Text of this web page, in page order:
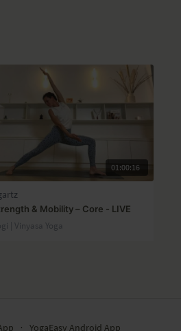
01:00:16
& Mobility – Core - LIVE
| Vinyasa Yoga
∙ YogaEasy Android App